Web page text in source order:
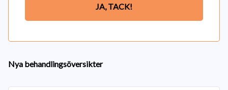
JA, TACK!
Nya behandlingsöversikter